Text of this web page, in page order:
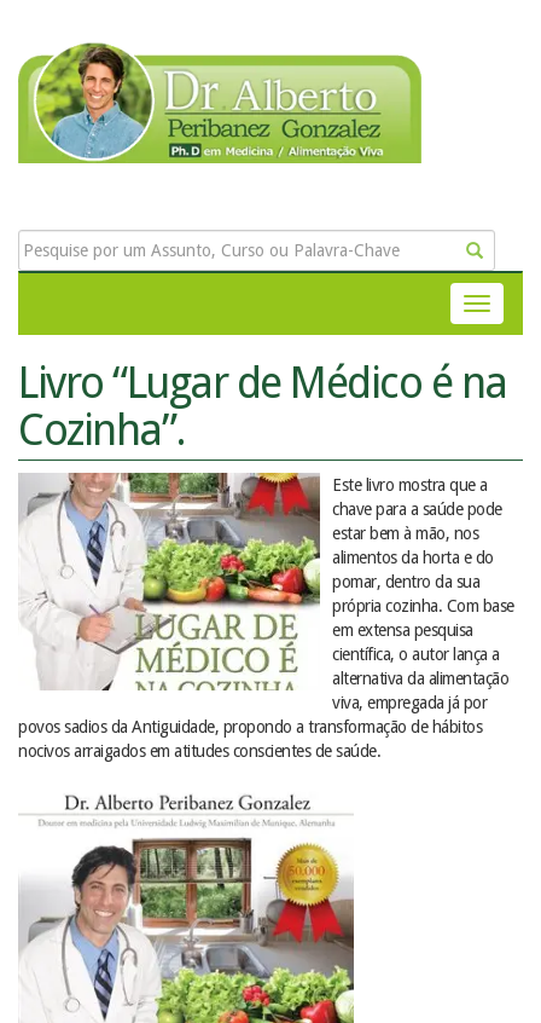
Livro “Lugar de Médico é na
Cozinha”.
Este livro mostra que a
chave para a saúde pode
estar bem à mão, nos
alimentos da horta e do
pomar, dentro da sua
própria cozinha. Com base
em extensa pesquisa
científica, o autor lança a
alternativa da alimentação
viva, empregada já por
povos sadios da Antiguidade, propondo a transformação de hábitos
nocivos arraigados em atitudes conscientes de saúde.